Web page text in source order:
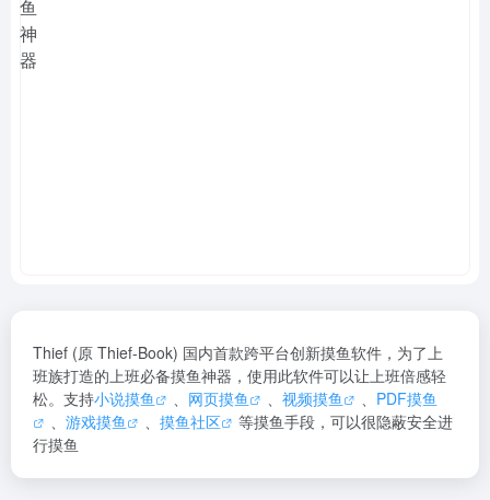
Thief (原 Thief-Book) 国内首款跨平台创新摸鱼软件，为了上
班族打造的上班必备摸鱼神器，使用此软件可以让上班倍感轻
松。支持小说摸鱼 、 网页摸鱼 、 视频摸鱼 、 PDF摸鱼
、 游戏摸鱼 、 摸鱼社区
等摸鱼手段，可以很隐蔽安全进
行摸鱼